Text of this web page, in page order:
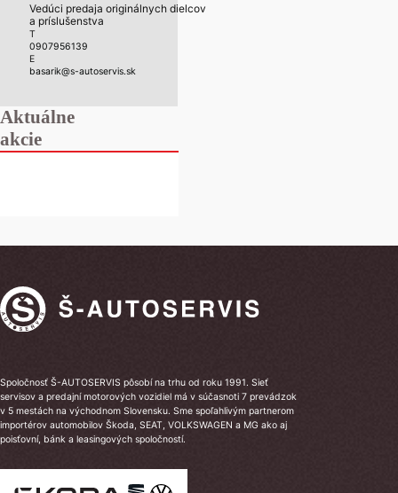
Vedúci predaja originálnych dielcov
a príslušenstva
T
0907956139
E
basarik@s-autoservis.sk
Aktuálne
akcie
Spoločnosť Š-AUTOSERVIS pôsobí na trhu od roku 1991. Sieť
servisov a predajní motorových vozidiel má v súčasnoti 7 prevádzok
v 5 mestách na východnom Slovensku. Sme spoľahlivým partnerom
importérov automobilov Škoda, SEAT, VOLKSWAGEN a MG ako aj
poisťovní, bánk a leasingových spoločností.